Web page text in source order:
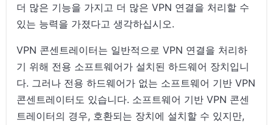
더 많은 기능을 가지고 더 많은 VPN 연결을 처리할 수
있는 능력을 가졌다고 생각하십시오.
VPN 콘센트레이터는 일반적으로 VPN 연결을 처리하
기 위해 전용 소프트웨어가 설치된 하드웨어 장치입니
다. 그러나 전용 하드웨어가 없는 소프트웨어 기반 VPN
콘센트레이터도 있습니다. 소프트웨어 기반 VPN 콘센
트레이터의 경우, 호환되는 장치에 설치할 수 있지만,